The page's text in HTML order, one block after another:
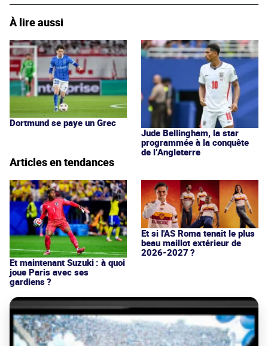
À lire aussi
Dortmund se paye un Grec
Jude Bellingham, la star
programmée à la conquête
de l’Angleterre
Articles en tendances
Et maintenant Suzuki : à quoi
joue Paris avec ses
gardiens ?
Et si l'AS Roma tenait le plus
beau maillot extérieur de
2026-2027 ?